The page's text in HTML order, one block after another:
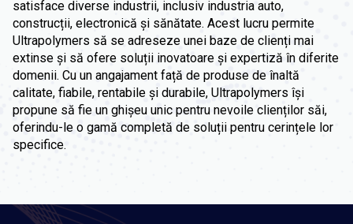
satisface diverse industrii, inclusiv industria auto,
construcții, electronică și sănătate. Acest lucru permite
Ultrapolymers să se adreseze unei baze de clienți mai
extinse și să ofere soluții inovatoare și expertiză în diferite
domenii. Cu un angajament față de produse de înaltă
calitate, fiabile, rentabile și durabile, Ultrapolymers își
propune să fie un ghișeu unic pentru nevoile clienților săi,
oferindu-le o gamă completă de soluții pentru cerințele lor
specifice.